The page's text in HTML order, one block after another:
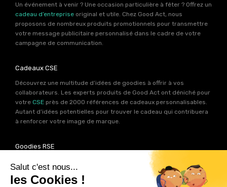
Un événement à venir ? Une occasion particulière à fêter ? Offrez un
cadeau d’entreprise original et utile. Chez Good Act, nous
proposons de nombreux produits promotionnels pour transmettre
votre message publicitaire personnalisé dans le cadre de votre
campagne de communication.
Cadeaux CSE
Découvrez une multitude d’idées de goodies à offrir à vos
collaborateurs. Les experts produits de Good Act ont déniché pour
votre CSE près de 2000 références de cadeaux personnalisables.
Autant d’idées potentielles pour trouver le cadeau qui contribuera
à renforcer votre image de marque.
Goodies RSE
Vous souhaitez communiquer en accord avec vos valeurs ? Ca
tombe bien ! Un grand nombre de produits présents sur Good Act
sont fabriqués en France et en Europe.
Notre sélection RSEvous